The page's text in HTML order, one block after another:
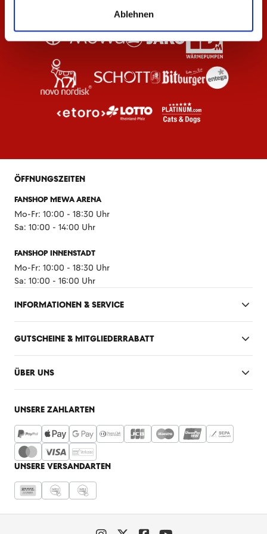
Ablehnen
ÖFFNUNGSZEITEN
FANSHOP MEWA ARENA
Mo-Fr: 10:00 - 18:30 Uhr
Sa: 10:00 - 14:00 Uhr
FANSHOP INNENSTADT
Mo-Fr: 10:00 - 18:30 Uhr
Sa: 10:00 - 16:00 Uhr
INFORMATIONEN & SERVICE
GUTSCHEINE & MITGLIEDERRABATT
ÜBER UNS
UNSERE ZAHLARTEN
UNSERE VERSANDARTEN